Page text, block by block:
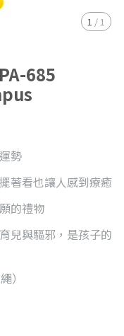
1 / 1
685
勢
著看也讓人感到療癒
的禮物
兒與驅邪，是孩子的
）